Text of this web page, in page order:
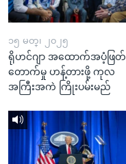
ကျော်
ရန်
၁၅ မတ္၊ ၂၀၂၅
ရိုဟင်ဂျာ အထောက်အပံ့ဖြတ်
တောက်မှု ဟန့်တားဖို့ ကုလ
အကြီးအကဲ ကြိုးပမ်းမည်